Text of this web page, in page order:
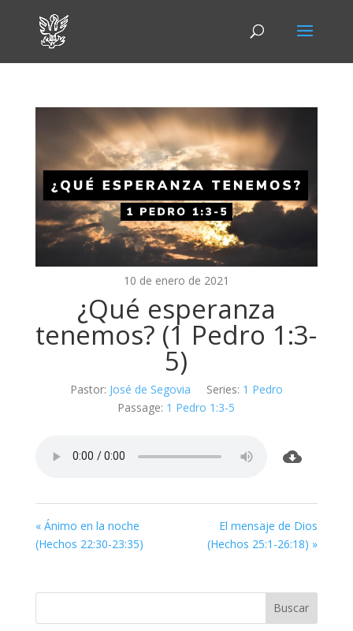
10 de enero de 2021
¿Qué esperanza
tenemos? (1 Pedro 1:3-
5)
Pastor: José de Segovia Series: 1 Pedro
Passage: 1 Pedro 1:3-5
« Ánimo en la noche
(Hechos 22:30-23:35)
El mensaje de Dios
(Hechos 25:1-26:18) »